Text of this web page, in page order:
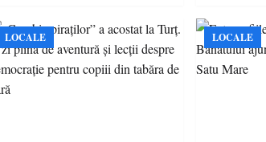
LOCALE LOCALE